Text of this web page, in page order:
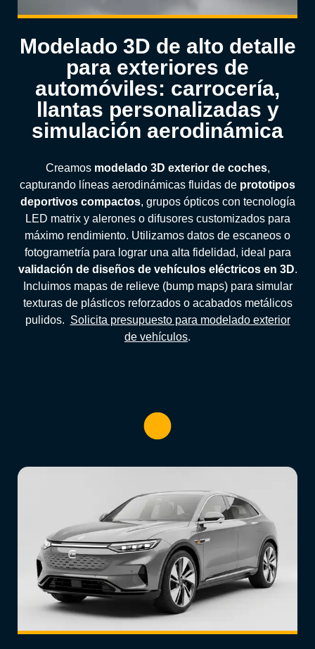
Modelado 3D de alto detalle
para exteriores de
automóviles: carrocería,
llantas personalizadas y
simulación aerodinámica
Creamos modelado 3D exterior de coches,
capturando líneas aerodinámicas fluidas de prototipos
deportivos compactos, grupos ópticos con tecnología
LED matrix y alerones o difusores customizados para
máximo rendimiento. Utilizamos datos de escaneos o
fotogrametría para lograr una alta fidelidad, ideal para
validación de diseños de vehículos eléctricos en 3D.
Incluimos mapas de relieve (bump maps) para simular
texturas de plásticos reforzados o acabados metálicos
pulidos. Solicita presupuesto para modelado exterior
de vehículos.